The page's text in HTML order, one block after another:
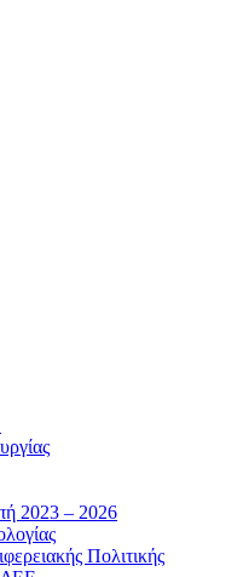
2023 – 2026
Πολιτικής